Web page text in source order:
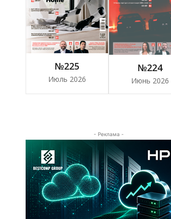
№225
Июль 2026
№224
Июнь 2026
- Реклама -